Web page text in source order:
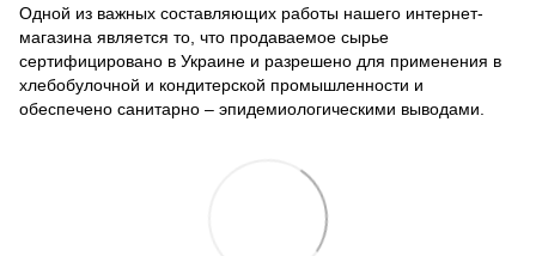
Одной из важных составляющих работы нашего интернет-
магазина является то, что продаваемое сырье
сертифицировано в Украине и разрешено для применения в
хлебобулочной и кондитерской промышленности и
обеспечено санитарно – эпидемиологическими выводами.